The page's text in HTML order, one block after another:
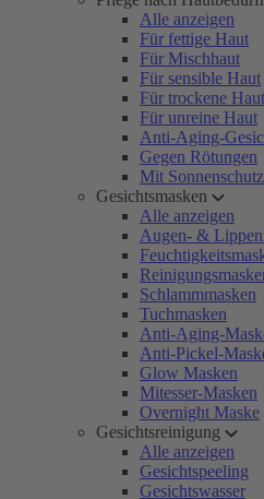
Alle anzeigen
Für fettige Haut
Für Mischhaut
Für sensible Haut
Für trockene Haut
Für unreine Haut
Anti-Aging-
Gegen Rötungen
Mit Sonnenschutz
Gesichtsmasken
Alle anzeigen
Augen- &
Schlammmasken
Tuchmasken
Anti-Aging-
Anti-Pickel-
Glow Masken
Mitesser-Masken
Overnight Maske
Gesichtsreinigung
Alle anzeigen
Gesichtspeeling
Gesichtswasser